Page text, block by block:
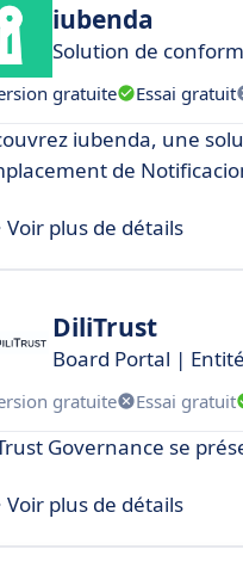
iubenda
Solution de
gratuite Essai gratuit
iubenda, une
de
Voir plus de détails
DiliTrust
Board Portal |
gratuite Essai gratuit
Governance se
Voir plus de détails